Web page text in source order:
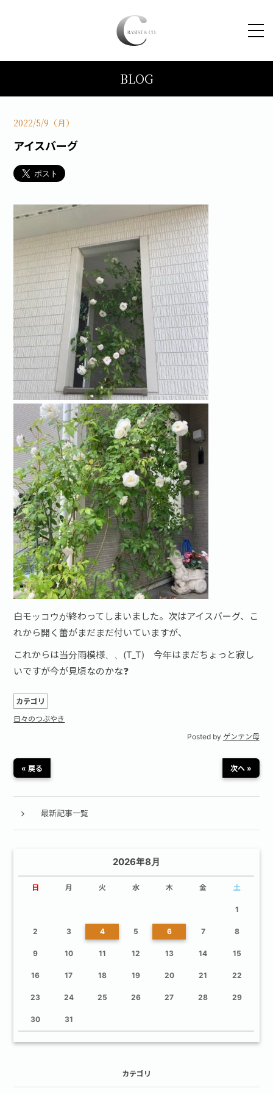
コンセプト
ブログ
会社案内
お問い合わせ·資料請求
BLOG
2022/5/9（月）
アイスバーグ
白モッコウが終わってしまいました。次はアイスバーグ、こ
れから開く蕾がまだまだ付いていますが、
これからは当分雨模様、、(T_T) 今年はまだちょっと寂し
いですが今が見頃なのかな❓
カテゴリ
日々のつぶやき
Posted by ゲンテン母
« 戻る 次へ »
最新記事一覧
2026年8月
日 月 火 水 木 金 土
1
2 3 4 5 6 7 8
9 10 11 12 13 14 15
16 17 18 19 20 21 22
23 24 25 26 27 28 29
30 31
カテゴリ